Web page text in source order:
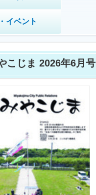
イベント
こじま 2026年6月号